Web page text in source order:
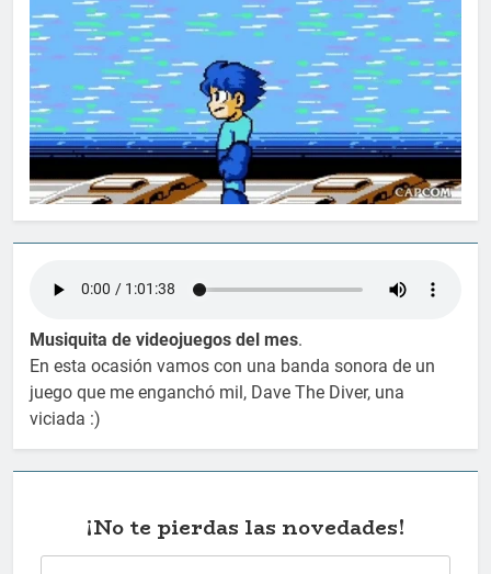
Musiquita de videojuegos del mes.
En esta ocasión vamos con una banda sonora de un
juego que me enganchó mil, Dave The Diver, una
viciada :)
¡No te pierdas las novedades!